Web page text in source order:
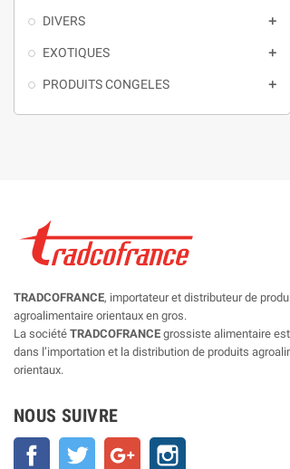
DIVERS 
EXOTIQUES 
PRODUITS CONGELES 
TRADCOFRANCE, importateur et distributeur de
agroalimentaire orientaux en gros.
La société TRADCOFRANCE grossiste alimentaire
dans l’importation et la distribution de produits
orientaux.
NOUS SUIVRE
Facebook Twitter Google+